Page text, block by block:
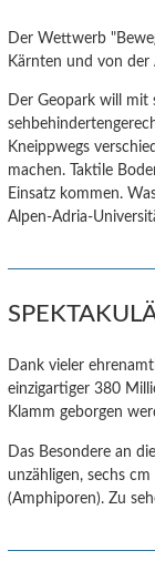
Der Wettwerb
Kärnten und von
Der Geopark will mit
Kneippwegs
machen. Taktile
Einsatz kommen.
Alpen-Adria-
Dank vieler
einzigartiger 380
Klamm geborgen
Das Besondere an
unzähligen, sechs
(Amphiporen). Zu